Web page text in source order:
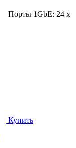
Порты 1GbE: 24 x
Купить